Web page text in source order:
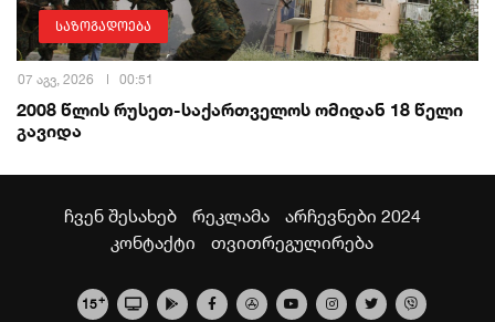
საზოგადოება
07 აგვ, 2026 00:51
2008 წლის რუსეთ-საქართველოს ომიდან 18 წელი
გავიდა
ჩვენ შესახებ რეკლამა
არჩევნები 2024
კონტაქტი
თვითრეგულირება
15+